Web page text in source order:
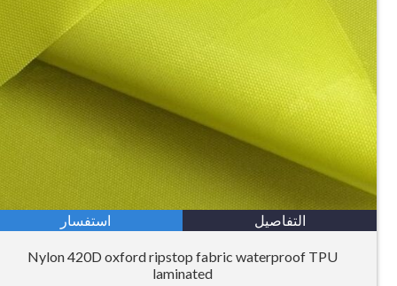
التفاصيل استفسار
Nylon 420D oxford ripstop fabric waterproof TPU
laminated